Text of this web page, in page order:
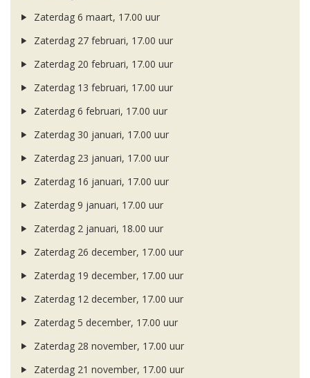
Zaterdag 6 maart, 17.00 uur
Zaterdag 27 februari, 17.00 uur
Zaterdag 20 februari, 17.00 uur
Zaterdag 13 februari, 17.00 uur
Zaterdag 6 februari, 17.00 uur
Zaterdag 30 januari, 17.00 uur
Zaterdag 23 januari, 17.00 uur
Zaterdag 16 januari, 17.00 uur
Zaterdag 9 januari, 17.00 uur
Zaterdag 2 januari, 18.00 uur
Zaterdag 26 december, 17.00 uur
Zaterdag 19 december, 17.00 uur
Zaterdag 12 december, 17.00 uur
Zaterdag 5 december, 17.00 uur
Zaterdag 28 november, 17.00 uur
Zaterdag 21 november, 17.00 uur